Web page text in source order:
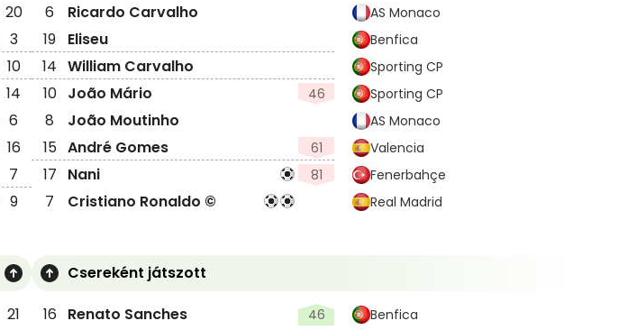
20
3
10
14
6
16
7
9
AS Monaco
Benfica
Sporting CP
Sporting CP
AS Monaco
Valencia
Fenerbahçe
Real Madrid
6
Ricardo Carvalho
19
Eliseu
14 William Carvalho
10 João Mário 46
8
João Moutinho
15 André Gomes 61
17 Nani 81
7 Cristiano Ronaldo ©
21
Benfica
Csereként játszott
16
Renato Sanches 46